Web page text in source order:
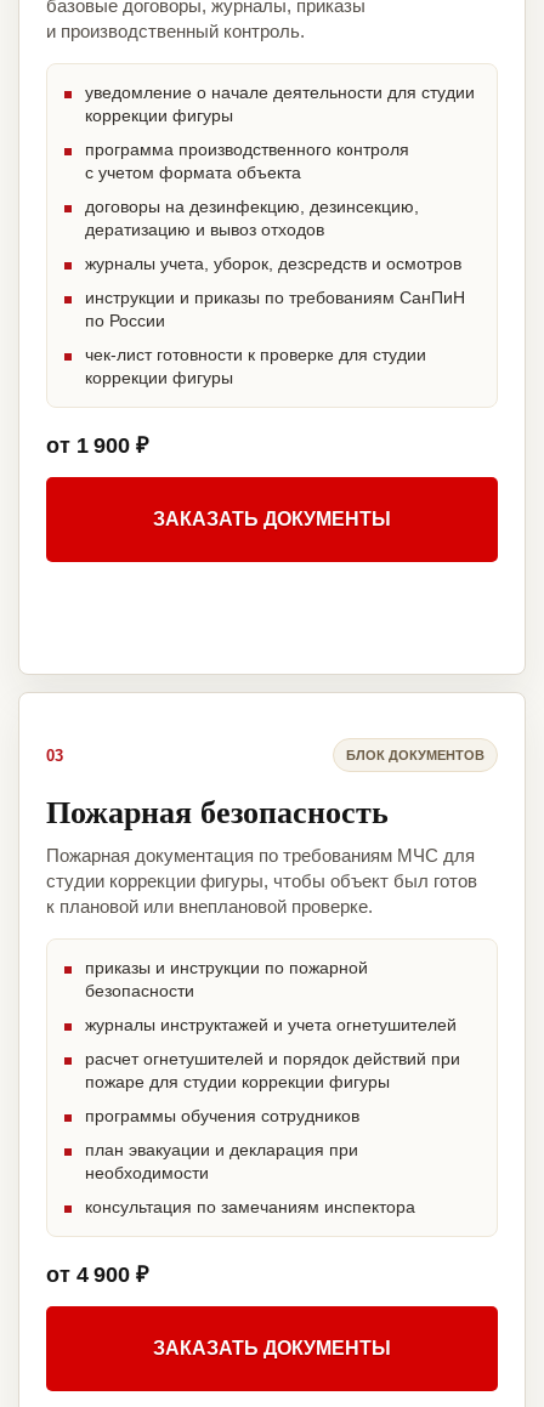
базовые договоры, журналы, приказы
и производственный контроль.
уведомление о начале деятельности для студии
коррекции фигуры
программа производственного контроля
с учетом формата объекта
договоры на дезинфекцию, дезинсекцию,
дератизацию и вывоз отходов
журналы учета, уборок, дезсредств и осмотров
инструкции и приказы по требованиям СанПиН
по России
чек-лист готовности к проверке для студии
коррекции фигуры
от 1 900 ₽
ЗАКАЗАТЬ ДОКУМЕНТЫ
03 БЛОК ДОКУМЕНТОВ
Пожарная безопасность
Пожарная документация по требованиям МЧС для
студии коррекции фигуры, чтобы объект был готов
к плановой или внеплановой проверке.
приказы и инструкции по пожарной
безопасности
журналы инструктажей и учета огнетушителей
расчет огнетушителей и порядок действий при
пожаре для студии коррекции фигуры
программы обучения сотрудников
план эвакуации и декларация при
необходимости
консультация по замечаниям инспектора
от 4 900 ₽
ЗАКАЗАТЬ ДОКУМЕНТЫ